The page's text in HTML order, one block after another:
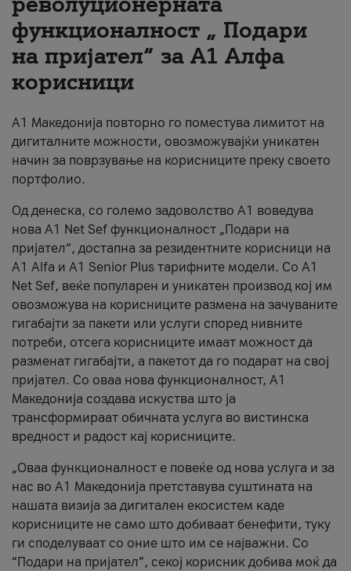
За нас
#ПодобарОнлајн
функционалност „ Подари
на пријател“ за А1 Алфа
корисници
А1 Македонија повторно го поместува лимитот на
дигиталните можности, овозможувајќи уникатен
начин за поврзување на корисниците преку своето
портфолио.
Од денеска, со големо задоволство А1 воведува
нова A1 Net Sef функционалност „Подари на
пријател“, достапна за резидентните корисници на
А1 Alfa и A1 Senior Plus тарифните модели. Со A1
Net Sef, веќе популарен и уникатен производ кој им
овозможува на корисниците размена на зачуваните
гигабајти за пакети или услуги според нивните
потреби, отсега корисниците имаат можност да
разменат гигабајти, а пакетот да го подарат на свој
пријател. Со оваа нова функционалност, А1
Македонија создава искуства што ја
трансформираат обичната услуга во вистинска
вредност и радост кај корисниците.
„Оваа функционалност е повеќе од нова услуга и за
нас во А1 Македонија претставува суштината на
нашата визија за дигитален екосистем каде
корисниците не само што добиваат бенефити, туку
ги споделуваат со оние што им се најважни. Со
“Подари на пријател”, секој корисник добива моќ да